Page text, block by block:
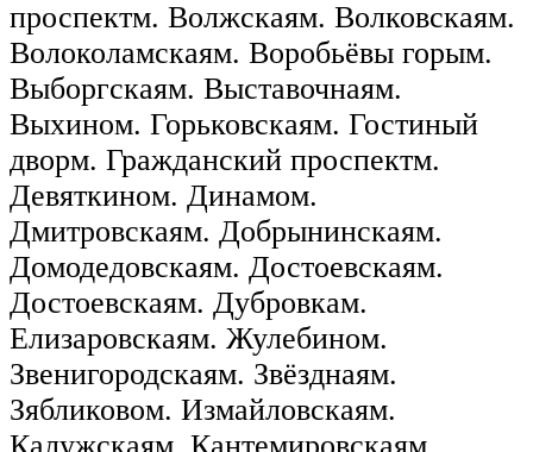
проспектм. Волжскаям. Волковскаям.
Волоколамскаям. Воробьёвы горым.
Выборгскаям. Выставочнаям.
Выхином. Горьковскаям. Гостиный
дворм. Гражданский проспектм.
Девяткином. Динамом.
Дмитровскаям. Добрынинскаям.
Домодедовскаям. Достоевскаям.
Достоевскаям. Дубровкам.
Елизаровскаям. Жулебином.
Звенигородскаям. Звёзднаям.
Зябликовом. Измайловскаям.